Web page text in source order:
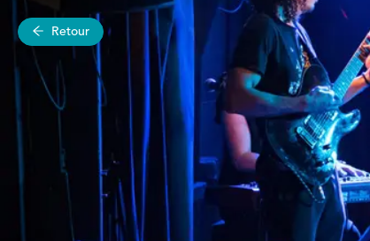
Retour